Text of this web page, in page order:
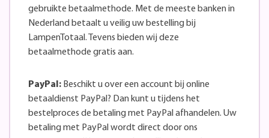
gebruikte betaalmethode. Met de meeste banken in
Nederland betaalt u veilig uw bestelling bij
LampenTotaal. Tevens bieden wij deze
betaalmethode gratis aan.
PayPal: Beschikt u over een account bij online
betaaldienst PayPal? Dan kunt u tijdens het
bestelproces de betaling met PayPal afhandelen. Uw
betaling met PayPal wordt direct door ons